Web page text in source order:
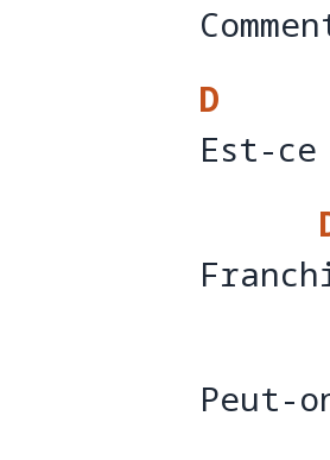
D
Est-
Est-
Franch
Peut-
Peut-